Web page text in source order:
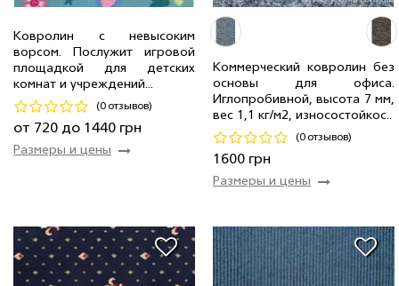
Ковролин с невысоким
ворсом. Послужит игровой
площадкой для детских
комнат и учреждений...
(0 отзывов)
от 720 до 1440 грн
Размеры и цены
2 мп 1 080 грн/мп
2.5 м 3 мп
900 грн/мп
4.0 м
1 мп 1 440 грн/мп
Код 16185
Купить
Коммерческий ковролин без
основы для офиса.
Иглопробивной, высота 7 мм,
вес 1,1 кг/м2, износостойкос..
(0 отзывов)
1600 грн
Размеры и цены
4.0 м 76 мп 1 600 грн/мп
Код 15345